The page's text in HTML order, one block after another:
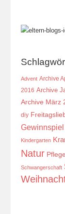
Advent Archive
2016 Archive
Archive März
diy
Gewinnspiel
Kindergarten
Natur Pflege
Schwangerschaft